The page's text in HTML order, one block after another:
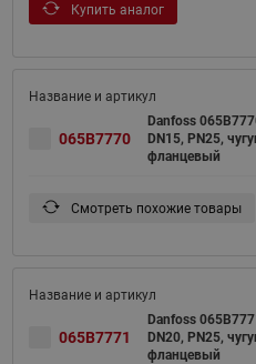
Купить аналог
065B7770
Danfoss
DN15, PN25,
фланцевый
Смотреть похожие товары
065B7771
Danfoss
DN20, PN25,
фланцевый